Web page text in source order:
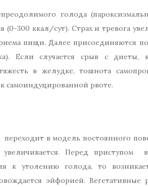
голода
300 ккал/сут). Страх и тревога
пищи. Далее присоединяются
Если случается срыв с диеты,
в желудке, тошнота
самоиндуцированной рвоте.
в модель постоянного
Перед приступом
к утолению голода, то
эйфорией. Вегетативные